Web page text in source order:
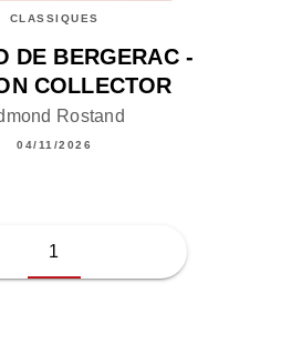
CLASSIQUES
DE BERGERAC -
COLLECTOR
Rostand
04/11/2026
1